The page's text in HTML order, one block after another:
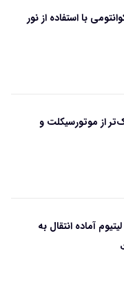
با استفاده از نور
از موتورسیکلت و
آماده انتقال به